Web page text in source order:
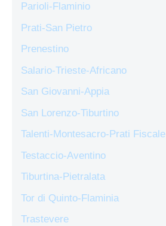
Parioli-Flaminio
Prati-San Pietro
Prenestino
Salario-Trieste-Africano
San Giovanni-Appia
San Lorenzo-Tiburtino
Talenti-Montesacro-Prati Fiscale
Testaccio-Aventino
Tiburtina-Pietralata
Tor di Quinto-Flaminia
Trastevere